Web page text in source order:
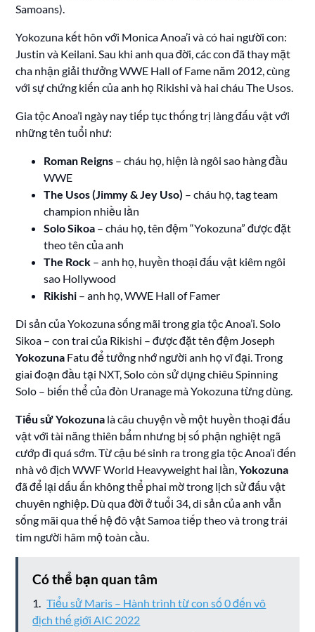
Samoans).
Yokozuna kết hôn với Monica Anoa’i và có hai người con:
Justin và Keilani. Sau khi anh qua đời, các con đã thay mặt
cha nhận giải thưởng WWE Hall of Fame năm 2012, cùng
với sự chứng kiến của anh họ Rikishi và hai cháu The Usos.
Gia tộc Anoa’i ngày nay tiếp tục thống trị làng đấu vật với
những tên tuổi như:
Roman Reigns – cháu họ, hiện là ngôi sao hàng đầu
WWE
The Usos (Jimmy & Jey Uso) – cháu họ, tag team
champion nhiều lần
Solo Sikoa – cháu họ, tên đệm “Yokozuna” được đặt
theo tên của anh
The Rock – anh họ, huyền thoại đấu vật kiêm ngôi
sao Hollywood
Rikishi – anh họ, WWE Hall of Famer
Di sản của Yokozuna sống mãi trong gia tộc Anoa’i. Solo
Sikoa – con trai của Rikishi – được đặt tên đệm Joseph
Yokozuna Fatu để tưởng nhớ người anh họ vĩ đại. Trong
giai đoạn đầu tại NXT, Solo còn sử dụng chiêu Spinning
Solo – biến thể của đòn Uranage mà Yokozuna từng dùng.
Tiểu sử Yokozuna là câu chuyện về một huyền thoại đấu
vật với tài năng thiên bẩm nhưng bị số phận nghiệt ngã
cướp đi quá sớm. Từ cậu bé sinh ra trong gia tộc Anoa’i đến
nhà vô địch WWF World Heavyweight hai lần,Yokozuna
đã để lại dấu ấn không thể phai mờ trong lịch sử đấu vật
chuyên nghiệp. Dù qua đời ở tuổi 34, di sản của anh vẫn
sống mãi qua thế hệ đô vật Samoa tiếp theo và trong trái
tim người hâm mộ toàn cầu.
Có thể bạn quan tâm
Tiểu sử Maris – Hành trình từ con số 0 đến vô
địch thế giới AIC 2022